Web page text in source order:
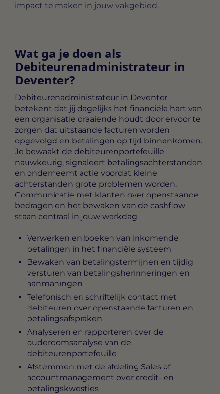
impact te maken in jouw vakgebied.
Wat ga je doen als
Debiteurenadministrateur in
Deventer?
Debiteurenadministrateur in Deventer
betekent dat jij dagelijks het financiële hart van
een organisatie draaiende houdt door ervoor te
zorgen dat uitstaande facturen worden
opgevolgd en betalingen op tijd binnenkomen.
Je bewaakt de debiteurenportefeuille
nauwkeurig, signaleert betalingsachterstanden
en onderneemt actie voordat kleine
achterstanden grote problemen worden.
Communicatie met klanten over openstaande
bedragen en het bewaken van de cashflow
staan centraal in jouw werkdag.
Verwerken en boeken van inkomende
betalingen in het financiële systeem
Bewaken van betalingstermijnen en tijdig
versturen van betalingsherinneringen en
aanmaningen
Telefonisch en schriftelijk contact met
debiteuren over openstaande facturen en
betalingsafspraken
Analyseren en rapporteren over de
ouderdomsanalyse van de
debiteurenportefeuille
Afstemmen met de afdeling Sales of
accountmanagement over credit- en
betalingskwesties